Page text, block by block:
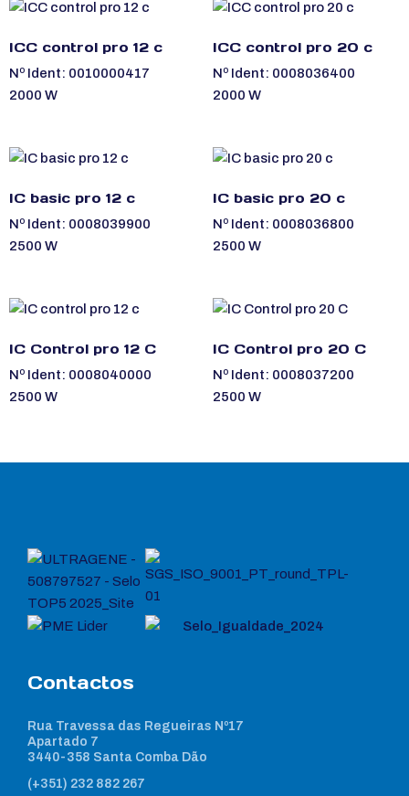
ICC control pro 12 c
Nº Ident: 0010000417
2000 W
ICC control pro 20 c
Nº Ident: 0008036400
2000 W
IC basic pro 12 c
Nº Ident: 0008039900
2500 W
IC basic pro 20 c
Nº Ident: 0008036800
2500 W
IC Control pro 12 C
Nº Ident: 0008040000
2500 W
IC Control pro 20 C
Nº Ident: 0008037200
2500 W
Contactos
Rua Travessa das Regueiras Nº17
Apartado 7
3440-358 Santa Comba Dão
(+351) 232 882 267